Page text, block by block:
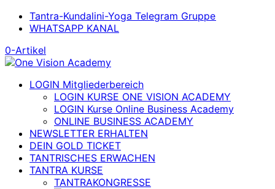
Tantra-Kundalini-Yoga Telegram Gruppe
WHATSAPP KANAL
0-Artikel
LOGIN Mitgliederbereich
LOGIN KURSE ONE VISION ACADEMY
LOGIN Kurse Online Business Academy
ONLINE BUSINESS ACADEMY
NEWSLETTER ERHALTEN
DEIN GOLD TICKET
TANTRISCHES ERWACHEN
TANTRA KURSE
TANTRAKONGRESSE